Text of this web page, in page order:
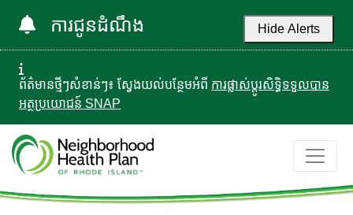
ការជូនដំណឹង Hide Alerts
ព័ត៌មានថ្មីៗសំខាន់ៗ៖ ស្វែងយល់បន្ថែមអំពី ការផ្លាស់ប្តូរសិទ្ធិទទួលបាន
អត្ថប្រយោជន៍ SNAP